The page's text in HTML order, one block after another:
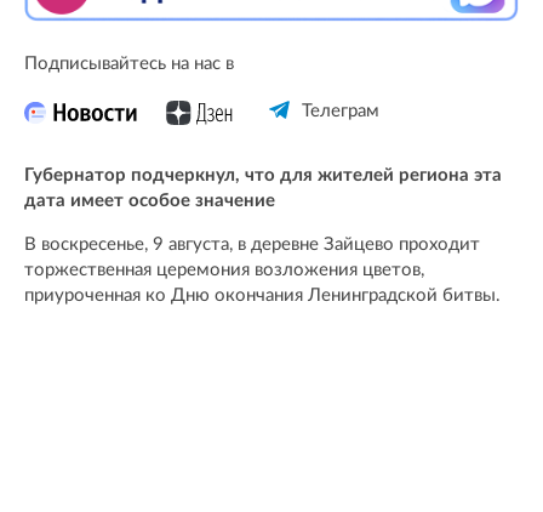
Подписывайтесь на нас в
Телеграм
Губернатор подчеркнул, что для жителей региона эта
дата имеет особое значение
В воскресенье, 9 августа, в деревне Зайцево проходит
торжественная церемония возложения цветов,
приуроченная ко Дню окончания Ленинградской битвы.